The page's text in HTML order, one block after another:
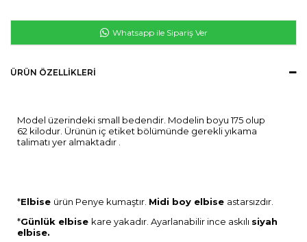
Whatsapp ile Sipariş Ver
ÜRÜN ÖZELLIKLERI
Model üzerindeki small bedendir. Modelin boyu 175 olup
62 kilodur. Ürünün iç etiket bölümünde gerekli yıkama
talimatı yer almaktadır .
*Elbise ürün Penye kumaştır. Midi boy elbise astarsızdır.
*Günlük elbise kare yakadır. Ayarlanabilir ince askılı siyah
elbise.